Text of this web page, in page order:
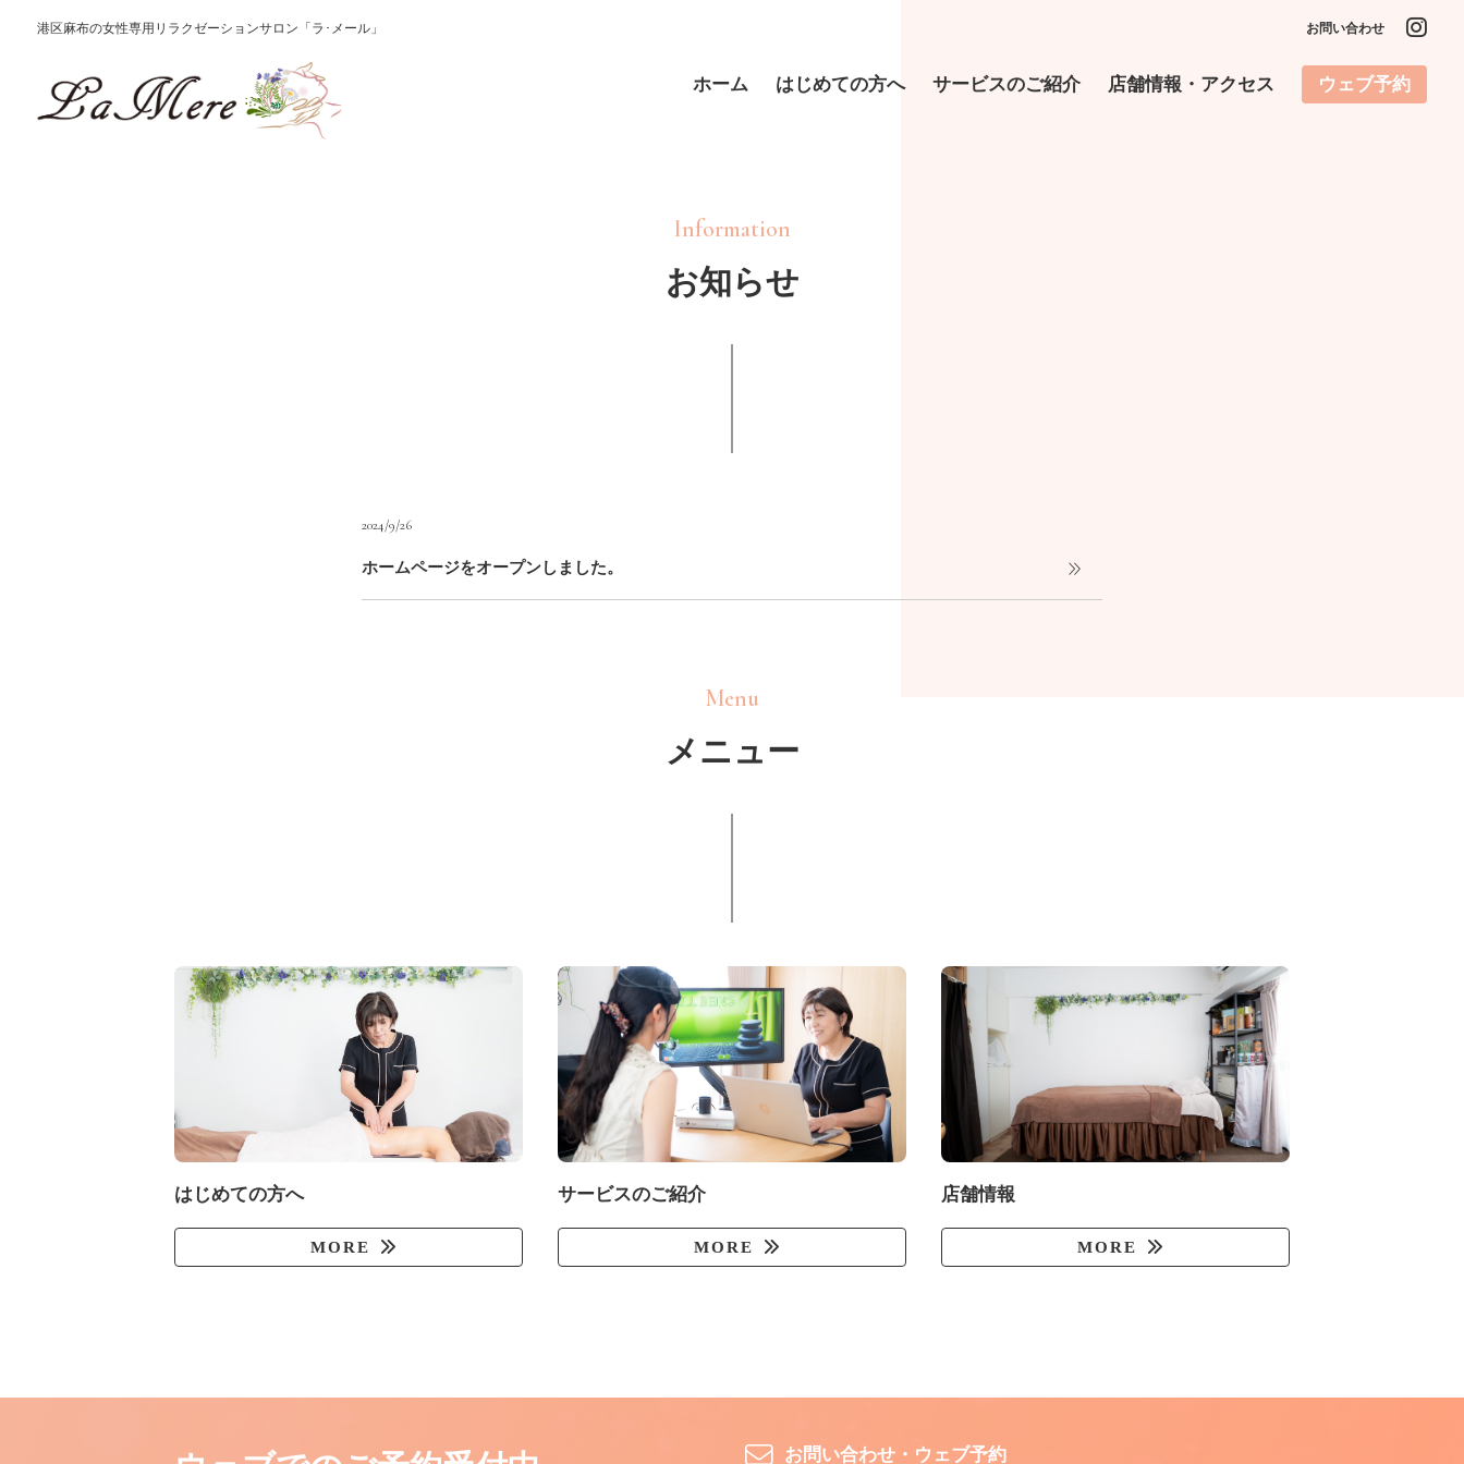
港区麻布の女性専用リラクゼーションサロン「ラ･メール」 お問い合わせ
ホーム はじめての方へ サービスのご紹介 店舗情報・アクセス ウェブ予約
Information
お知らせ
2024/9/26
ホームページをオープンしました。
Menu
メニュー
はじめての方へ
MORE
サービスのご紹介
MORE
店舗情報
MORE
お問い合わせ・ウェブ予約